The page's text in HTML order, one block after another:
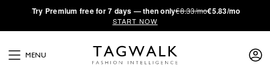
·Try Premium free for 7 days — then only€8.33/mo€5.83/mo
START NOW
MENU